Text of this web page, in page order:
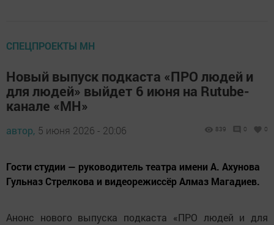
СПЕЦПРОЕКТЫ МН
Новый выпуск подкаста «ПРО людей и
для людей» выйдет 6 июня на Rutube-
канале «МН»
автор, 5 июня 2026 - 20:06 839 0 0
Гости студии — руководитель театра имени А. Ахунова
Гульназ Стрелкова и видеорежиссёр Алмаз Магадиев.
Анонс нового выпуска подкаста «ПРО людей и для